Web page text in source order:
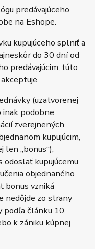
predávajúceho
na Eshope.
kupujúceho splniť a
do 30 dní od
predávajúcim; túto
(uzatvorenej
inak podobne
zverejnených
kupujúcim,
len „bonus“),
odoslať kupujúcemu
objednaného
bonus vzniká
nedôjde zo strany
podľa článku 10.
k zániku kúpnej